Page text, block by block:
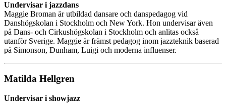
Undervisar i jazzdans
Maggie Broman är utbildad dansare och danspedagog vid
Danshögskolan i Stockholm och New York. Hon undervisar även
på Dans- och Cirkushögskolan i Stockholm och anlitas också
utanför Sverige. Maggie är främst pedagog inom jazzteknik baserad
på Simonson, Dunham, Luigi och moderna influenser.
Matilda Hellgren
Undervisar i showjazz